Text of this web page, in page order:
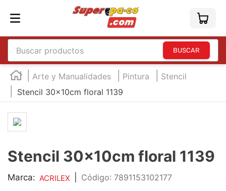
Buscar productos
Arte y Manualidades Pintura
Stencil
Stencil 30x10cm floral 1139
Stencil 30x10cm floral 1139
Marca: ACRILEX : 7891153102177
TÉRMINOS MÁS BUSCADOS
1.
england
2.
marcador e300
3
5.
mouse
6.
marcadores